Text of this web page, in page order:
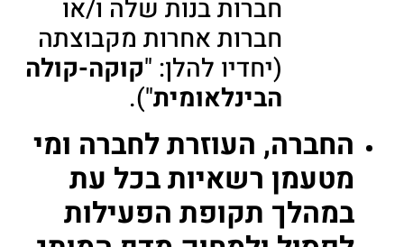
חברות בנות שלה ו/או
חברות אחרות מקבוצתה
(יחדיו להלן: "קוקה-קולה
הבינלאומית").
החברה, העוזרת לחברה ומי
מטעמן רשאיות בכל עת
במהלך תקופת הפעילות